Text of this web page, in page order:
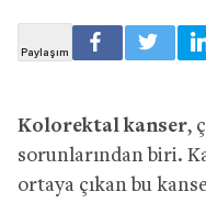
Kolorektal kanser,
sorunlarından biri.
ortaya çıkan bu